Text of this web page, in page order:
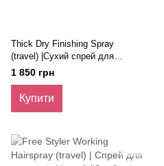
Thick Dry Finishing Spray
(travel) |Сухий спрей для
ущільнення волосся
"Екстремальний об'єм", 75 мл
1 850 грн
Купити